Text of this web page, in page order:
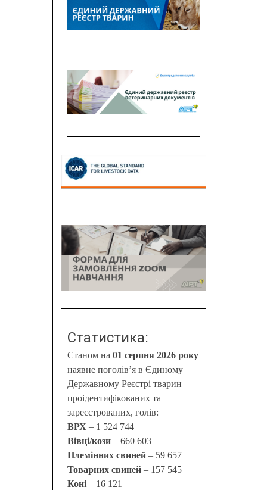
Статистика:
Станом на 01 серпня 2026 року
наявне поголів’я в Єдиному
Державному Реєстрі тварин
проідентифікованих та
зареєстрованих, голів:
ВРХ – 1 524 744
Вівці/кози– 660 603
Племінних свиней– 59 657
Товарних свиней – 157 545
Коні– 16 121